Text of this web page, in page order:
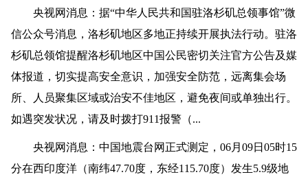
央视网消息：据“中华人民共和国驻洛杉矶总领事馆”微
信公众号消息，洛杉矶地区多地正持续开展执法行动。驻洛
杉矶总领馆提醒洛杉矶地区中国公民密切关注官方公告及媒
体报道，切实提高安全意识，加强安全防范，远离集会场
所、人员聚集区域或治安不佳地区，避免夜间或单独出行。
如遇突发状况，请及时拨打911报警（...
央视网消息：中国地震台网正式测定，06月09日05时15
分在西印度洋（南纬47.70度，东经115.70度）发生5.9级地